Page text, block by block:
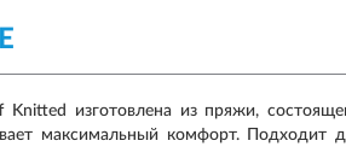
Knitted изготовлена из пряжи,
максимальный комфорт. Подходит